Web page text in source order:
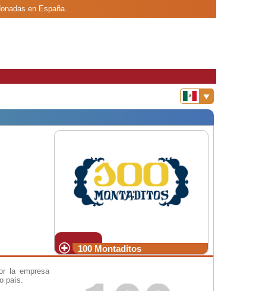
en España.
100 Montaditos
la empresa
país.